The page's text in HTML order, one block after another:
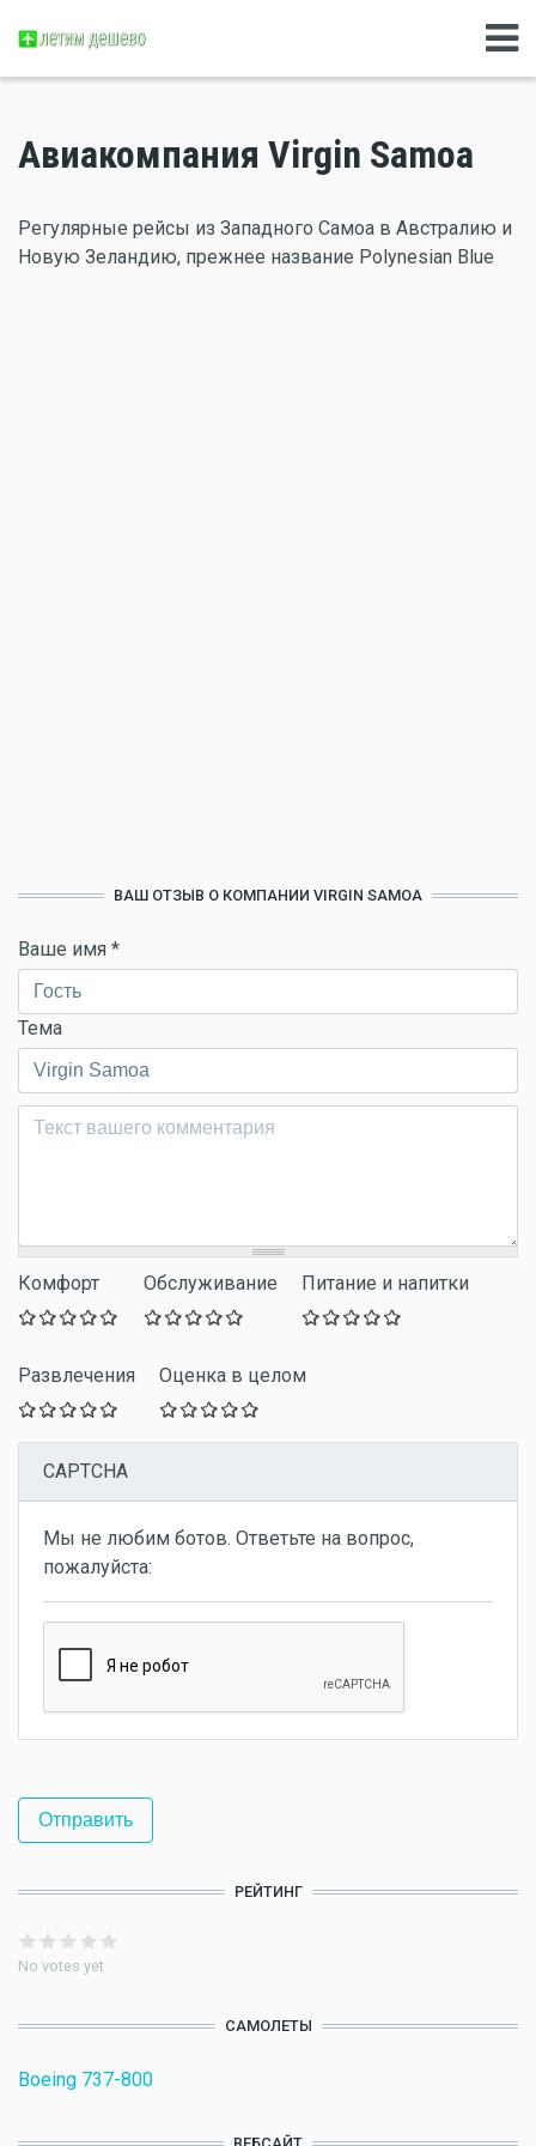
Авиакомпания Virgin Samoa
Регулярные рейсы из Западного Самоа в Австралию и
Новую Зеландию, прежнее название Polynesian Blue
ВАШ ОТЗЫВ О КОМПАНИИ VIRGIN SAMOA
Ваше имя *
Тема
Комментарий*
Комфорт Обслуживание Питание и напитки
Развлечения Оценка в целом
CAPTCHA
Мы не любим ботов. Ответьте на вопрос,
пожалуйста:
РЕЙТИНГ
No votes yet
САМОЛЕТЫ
Boeing 737-800